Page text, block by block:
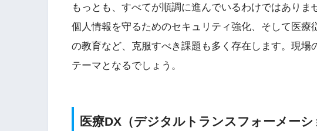
もっとも、すべてが順調に進んでいるわけではありま
個人情報を守るためのセキュリティ強化、そして医療
の教育など、克服すべき課題も多く存在します。現場
テーマとなるでしょう。
医療DX（デジタルトランスフォーメー